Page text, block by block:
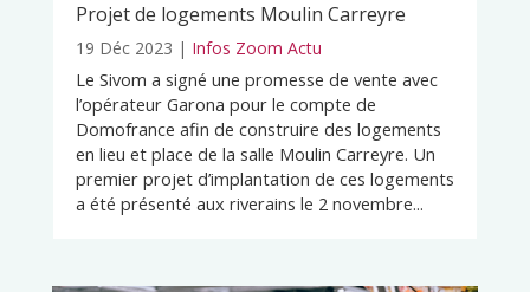
Projet de logements Moulin Carreyre
19 Déc 2023 | Infos Zoom Actu
Le Sivom a signé une promesse de vente avec
l’opérateur Garona pour le compte de
Domofrance afin de construire des logements
en lieu et place de la salle Moulin Carreyre. Un
premier projet d’implantation de ces logements
a été présenté aux riverains le 2 novembre...